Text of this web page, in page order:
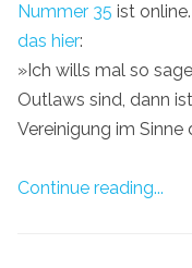
Nummer 35 ist
das hier:
»Ich wills mal so
Outlaws sind, dann
Vereinigung im Sinne
Continue reading...